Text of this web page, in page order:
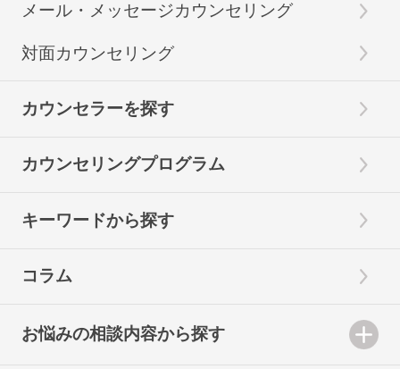
メール・メッセージカウンセリング
対面カウンセリング
カウンセラーを探す
カウンセリングプログラム
キーワードから探す
コラム
お悩みの相談内容から探す